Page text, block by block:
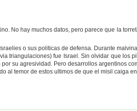
No hay muchos datos, pero parece que la
o sus politicas de defensa. Durante
triangulaciones) fue Israel. Sin olvidar que los
su agresividad. Pero desarrollos argentinos
al temor de estos ultimos de que el misil caiga